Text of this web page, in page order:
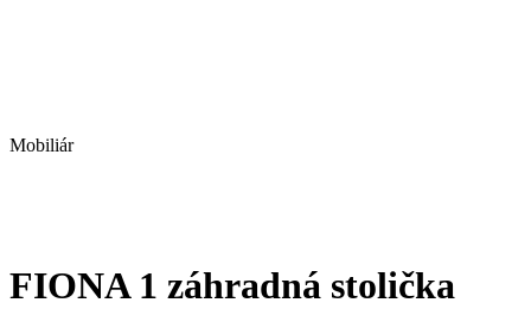
Mobiliár
FIONA 1 záhradná stolička